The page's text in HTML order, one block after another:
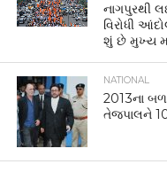
નાગપુરથી
વિરોધી
શું છે મુખ્ય
NATIONAL
2013ના
તેજપાલને